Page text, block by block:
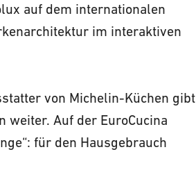
auf dem internationalen
im interaktiven
von Michelin-Küchen gibt
weiter. Auf der EuroCucina
für den Hausgebrauch